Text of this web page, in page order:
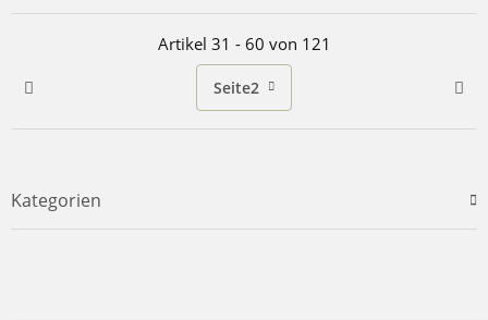
Artikel 31 - 60 von 121
Seite2
Kategorien